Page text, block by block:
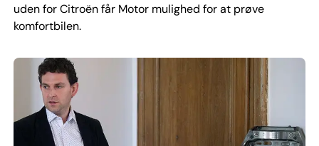
uden for Citroën får Motor mulighed for at prøve
komfortbilen.